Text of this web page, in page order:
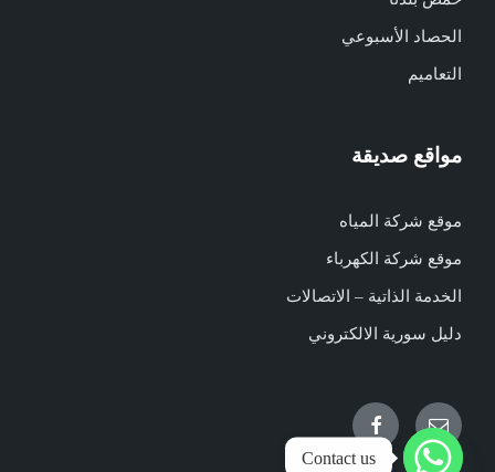
الحصاد الأسبوعي
التعاميم
مواقع صديقة
موقع شركة المياه
موقع شركة الكهرباء
الخدمة الذاتية – الاتصالات
دليل سورية الالكتروني
Email
Facebook
Contact us